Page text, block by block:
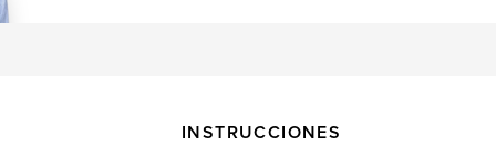
INSTRUCCIONES